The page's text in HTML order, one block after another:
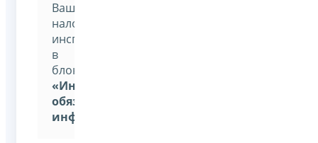
Вашей
налоговой
инспекции,
в
блоке
«Иная
обязательная
информация»